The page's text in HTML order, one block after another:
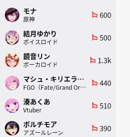
モナ
原神
emoji_flags 600
結月ゆかり
ボイスロイド
emoji_flags 500
鏡音リン
ボーカロイド
emoji_flags 1.3k
マシュ・キリエライト
FGO（Fate/Grand Order）
emoji_flags 440
湊あくあ
Vtuber
emoji_flags 510
ボルチモア
アズールレーン
emoji_flags 390